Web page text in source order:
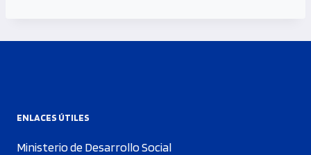
ENLACES ÚTILES
Ministerio de Desarrollo Social